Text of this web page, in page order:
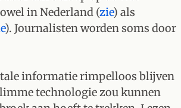
in Nederland (zie) als
). Journalisten worden soms door
informatie rimpelloos blijven
technologie zou kunnen